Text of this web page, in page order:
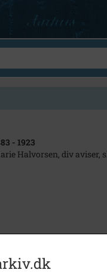
- 1923
Halvorsen, div aviser,